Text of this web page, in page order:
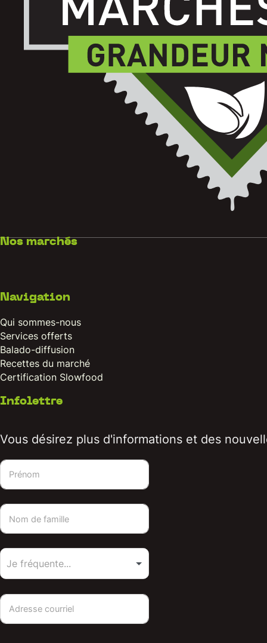
Nos marchés
Navigation
Qui sommes-nous
Services offerts
Balado-diffusion
Recettes du marché
Certification Slowfood
Infolettre
Vous désirez plus d'informations et des